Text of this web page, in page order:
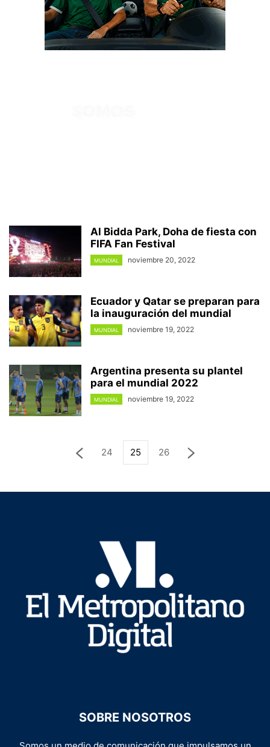
Al Bidda Park, Doha de fiesta con
FIFA Fan Festival
MUNDIAL noviembre 20, 2022
Ecuador y Qatar se preparan para
la inauguración del mundial
MUNDIAL noviembre 19, 2022
Argentina presenta su plantel
para el mundial 2022
MUNDIAL noviembre 19, 2022
24 25 26
SOBRE NOSOTROS